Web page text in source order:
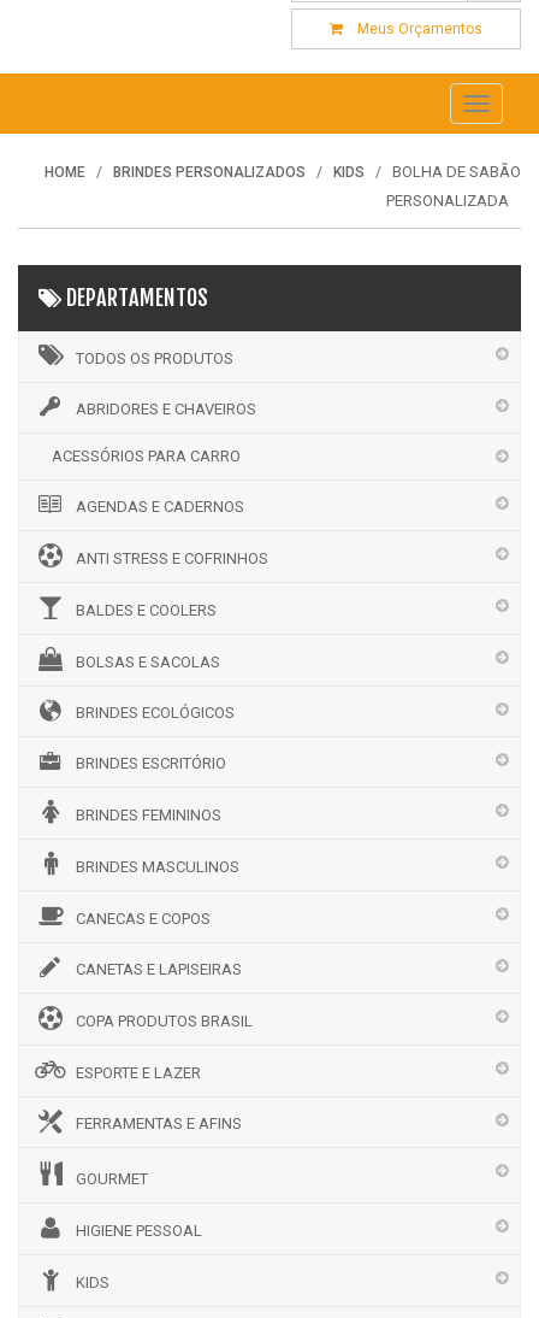
Meus Orçamentos
Toggle
HOME BRINDES PERSONALIZADOS KIDS
BOLHA DE SABÃO
PERSONALIZADA
DEPARTAMENTOS
TODOS OS PRODUTOS
ABRIDORES E CHAVEIROS
ACESSÓRIOS PARA CARRO
AGENDAS E CADERNOS
ANTI STRESS E COFRINHOS
BALDES E COOLERS
BOLSAS E SACOLAS
BRINDES ECOLÓGICOS
BRINDES ESCRITÓRIO
BRINDES FEMININOS
BRINDES MASCULINOS
CANECAS E COPOS
CANETAS E LAPISEIRAS
COPA PRODUTOS BRASIL
ESPORTE E LAZER
FERRAMENTAS E AFINS
GOURMET
HIGIENE PESSOAL
KIDS